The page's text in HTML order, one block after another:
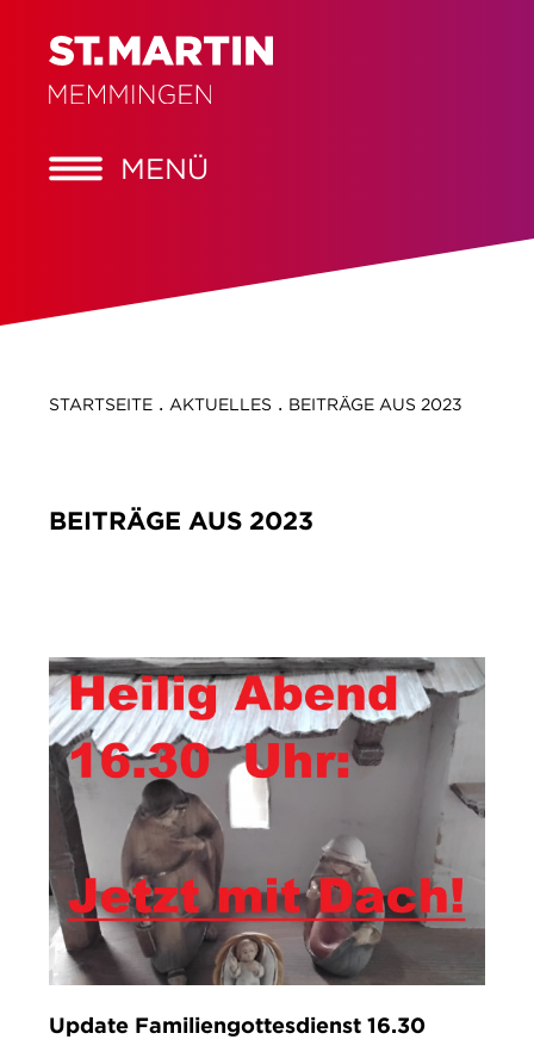
MENÜ
STARTSEITE. AKTUELLES . BEITRÄGE AUS 2023
BEITRÄGE AUS 2023
Update Familiengottesdienst 16.30